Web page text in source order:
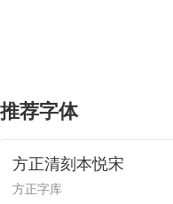
推荐字体
方正清刻本悦宋
方正字库